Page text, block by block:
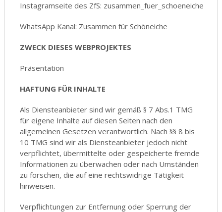
Instagramseite des ZfS: zusammen_fuer_schoeneiche
WhatsApp Kanal: Zusammen für Schöneiche
ZWECK DIESES WEBPROJEKTES
Präsentation
HAFTUNG FÜR INHALTE
Als Diensteanbieter sind wir gemäß § 7 Abs.1 TMG
für eigene Inhalte auf diesen Seiten nach den
allgemeinen Gesetzen verantwortlich. Nach §§ 8 bis
10 TMG sind wir als Diensteanbieter jedoch nicht
verpflichtet, übermittelte oder gespeicherte fremde
Informationen zu überwachen oder nach Umständen
zu forschen, die auf eine rechtswidrige Tätigkeit
hinweisen.
Verpflichtungen zur Entfernung oder Sperrung der